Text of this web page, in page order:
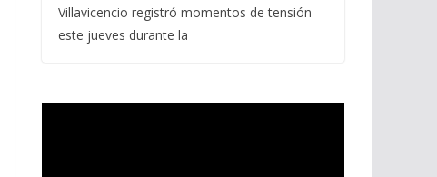
Villavicencio registró momentos de tensión
este jueves durante la